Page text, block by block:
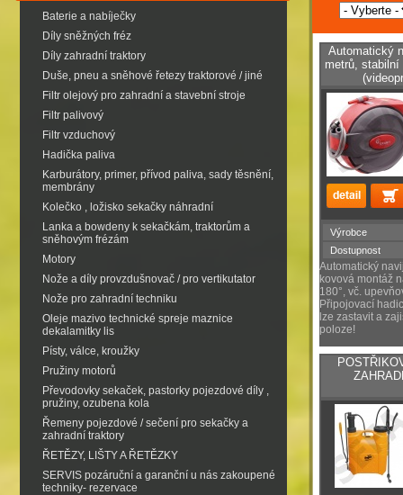
Baterie a nabíječky
Díly sněžných fréz
Díly zahradní traktory
Duše, pneu a sněhové řetezy traktorové / jiné
Filtr olejový pro zahradní a stavební stroje
Filtr palivový
Filtr vzduchový
Hadička paliva
Karburátory, primer, přívod paliva, sady těsnění,
membrány
Kolečko , ložisko sekačky náhradní
Lanka a bowdeny k sekačkám, traktorům a
sněhovým frézám
Motory
Nože a díly provzdušnovač / pro vertikutator
Nože pro zahradní techniku
Oleje mazivo technické spreje maznice
dekalamitky lis
Písty, válce, kroužky
Pružiny motorů
Převodovky sekaček, pastorky pojezdové díly ,
pružiny, ozubena kola
Řemeny pojezdové / sečení pro sekačky a
zahradní traktory
ŘETĚZY, LIŠTY A ŘETĚZKY
SERVIS pozáruční a garanční u nás zakoupené
techniky- rezervace
Automatický
metrů, stabilní
Výrobce
Dostupnost
Automatický
kovová montáž
180°, vč.
Připojovací
lze zastavit a
poloze!